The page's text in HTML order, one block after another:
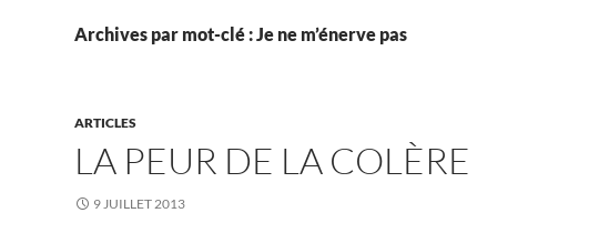
Archives par mot-clé : Je ne m’énerve pas
ARTICLES
LA PEUR DE LA COLÈRE
9 JUILLET 2013